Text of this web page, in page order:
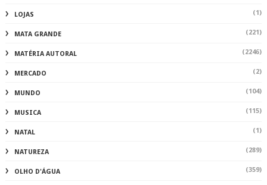
LOJAS (1)
MATA GRANDE (221)
MATÉRIA AUTORAL (2246)
MERCADO (2)
MUNDO (104)
MUSICA (115)
NATAL (1)
NATUREZA (289)
OLHO D'ÁGUA (359)